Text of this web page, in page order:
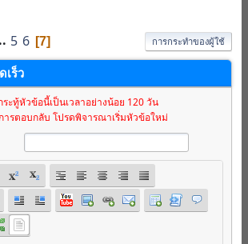
5 6 7 การกระทำของผู้ใช้
เร็ว
ะทู้หัวข้อนี้เป็นเวลาอย่างน้อย 120 วัน
รตอบกลับ โปรดพิจารณาเริ่มหัวข้อใหม่